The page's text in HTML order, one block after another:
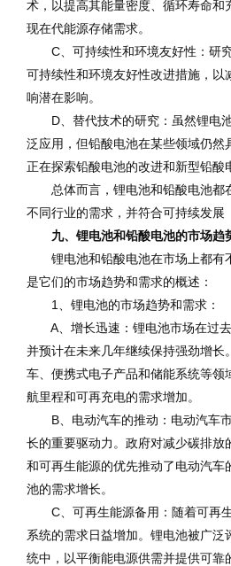
术，以提高其能量密度、循环寿命和
现在代能源存储需求。
C、可持续性和环境友好性：研
可持续性和环境友好性改进措施，以
响潜在影响。
D、替代技术的研究：虽然锂电
泛应用，但铅酸电池在某些领域仍然
正在探索铅酸电池的改进和新型铅酸
总体而言，锂电池和铅酸电池都
不同行业的需求，并符合可持续发展
九、锂电池和铅酸电池的市场趋
锂电池和铅酸电池在市场上都有
是它们的市场趋势和需求的概述：
1、锂电池的市场趋势和需求：
A、增长迅速：锂电池市场在过去
并预计在未来几年继续保持强劲增长
车、便携式电子产品和储能系统等领
航里程和可再充电的需求增加。
B、电动汽车的推动：电动汽车市
长的重要驱动力。政府对减少碳排放
和可再生能源的优先推动了电动汽车
池的需求增长。
C、可再生能源备用：随着可再生
系统的需求日益增加。锂电池被广泛
统中，以平衡能电源供需并提供可靠